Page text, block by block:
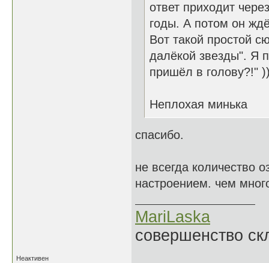
ответ приходит
годы. А потом он
Вот такой простой
далёкой звезды". Я
пришёл в голову?!"
Неплохая минька
спасибо.
не всегда количество
настроением. чем
MariLaska
совершенство
Неактивен